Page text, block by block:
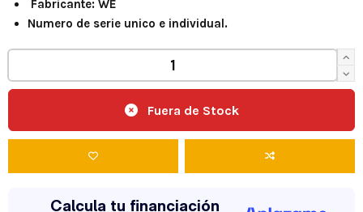
Fabricante: WE
Numero de serie unico e individual.
Fuera de Stock